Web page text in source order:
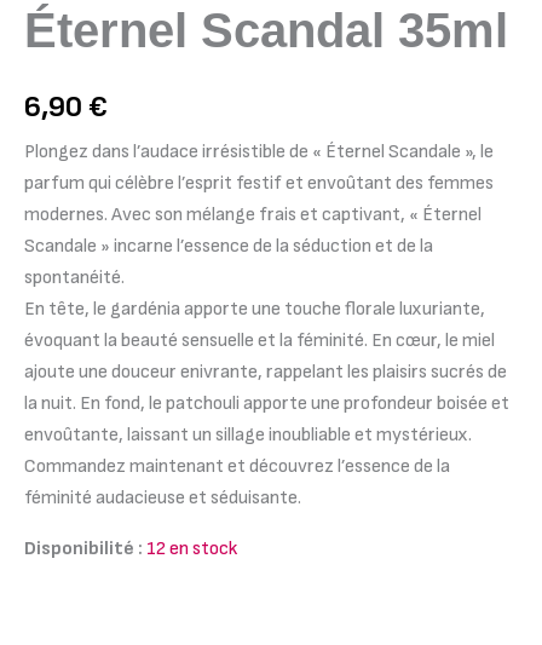
Éternel Scandal 35ml
6,90 €
Plongez dans l’audace irrésistible de « Éternel Scandale », le
parfum qui célèbre l’esprit festif et envoûtant des femmes
modernes. Avec son mélange frais et captivant, « Éternel
Scandale » incarne l’essence de la séduction et de la
spontanéité.
En tête, le gardénia apporte une touche florale luxuriante,
évoquant la beauté sensuelle et la féminité. En cœur, le miel
ajoute une douceur enivrante, rappelant les plaisirs sucrés de
la nuit. En fond, le patchouli apporte une profondeur boisée et
envoûtante, laissant un sillage inoubliable et mystérieux.
Commandez maintenant et découvrez l’essence de la
féminité audacieuse et séduisante.
Disponibilité : 12 en stock